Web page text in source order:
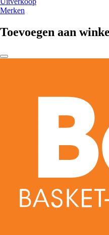
Merken
Toevoegen aan